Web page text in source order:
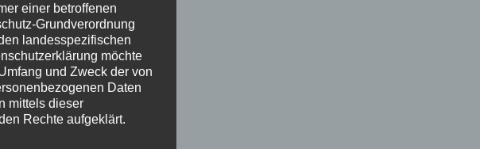
einer betroffenen
Grundverordnung
landesspezifischen
möchte
und Zweck der von
Daten
mittels dieser
Rechte aufgeklärt.